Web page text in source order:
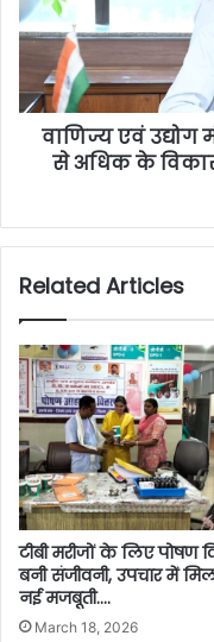
वाणिज्य एवं उद्योग
से अधिक के
Related Articles
टीबी मरीजों के लिए पोषण
बनी संजीवनी, उपचार में
नई मजबूती….
March 18, 2026